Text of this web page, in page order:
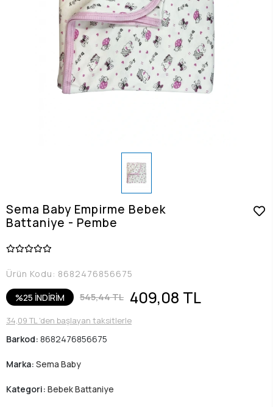
Sema Baby Empirme Bebek
Battaniye - Pembe
Ürün Kodu: 8682476856675
%25 İNDİRİM 545,44 TL 409,08 TL
34,09 TL 'den başlayan taksitlerle
Barkod: 8682476856675
Marka: Sema Baby
Kategori: Bebek Battaniye